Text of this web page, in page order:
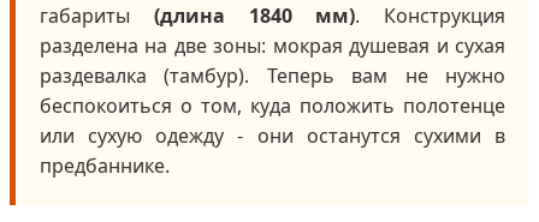
габариты (длина 1840 мм). Конструкция
разделена на две зоны: мокрая душевая и сухая
раздевалка (тамбур). Теперь вам не нужно
беспокоиться о том, куда положить полотенце
или сухую одежду - они останутся сухими в
предбаннике.